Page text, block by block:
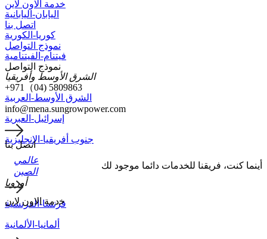
اليابان-اليابانية
كوريا-الكورية
فيتنام-الفيتنامية
الشرق الأوسط وأفريقيا
الشرق الأوسط-العربية
إسرائيل-العبرية
جنوب أفريقيا-الإنجليزية
عالمي
الصين
أوروبا
فرنسا-الفرنسية
ألمانيا-الألمانية
خدمة الاون لاين
اتصل بنا
نموذج التواصل
نموذج التواصل
+971（04) 5809863
info@mena.sungrowpower.com
اتصل بنا
أينما كنت، فريقنا للخدمات دائما موجود لك
ﺧدﻣﺔ اﻻون ﻻﯾن